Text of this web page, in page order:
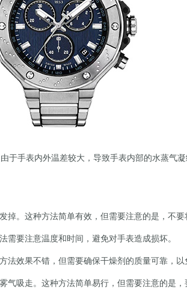
手表内外温差较大，导致手表内部的水蒸气
这种方法简单有效，但需要注意的是，不要
要注意温度和时间，避免对手表造成损坏。
效果不错，但需要确保干燥剂的质量可靠，以
走。这种方法简单易行，但需要注意的是，